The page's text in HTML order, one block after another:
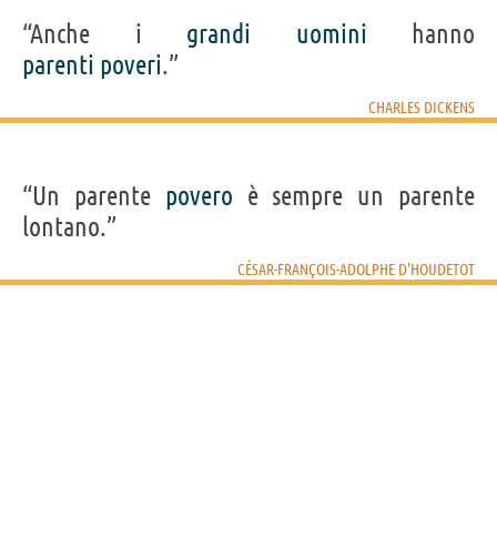
“Anche i grandi uomini hanno
parenti poveri.”
CHARLES DICKENS
“Un parente povero è sempre un parente
lontano.”
CÉSAR-FRANÇOIS-ADOLPHE D'HOUDETOT